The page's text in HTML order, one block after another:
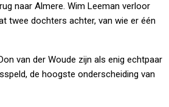
naar Almere. Wim Leeman verloor
twee dochters achter, van wie er één
van der Woude zijn als enig echtpaar
de hoogste onderscheiding van